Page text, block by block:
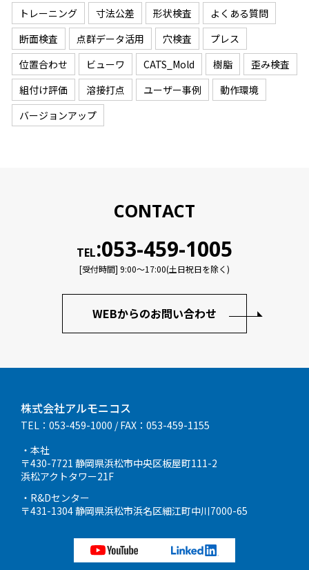
トレーニング 寸法公差 形状検査
よくある質問
断面検査
点群データ活用 穴検査
プレス
位置合わせ
ビューワ CATS_Mold 樹脂
歪み検査
組付け評価
溶接打点 ユーザー事例
動作環境
バージョンアップ
CONTACT
TEL:053-459-1005
[受付時間] 9:00〜17:00(土日祝日を除く)
WEBからのお問い合わせ
株式会社アルモニコス
TEL：053-459-1000 / FAX：053-459-1155
・本社
〒430-7721 静岡県浜松市中央区板屋町111-2
浜松アクトタワー21F
・R&Dセンター
〒431-1304 静岡県浜松市浜名区細江町中川7000-65